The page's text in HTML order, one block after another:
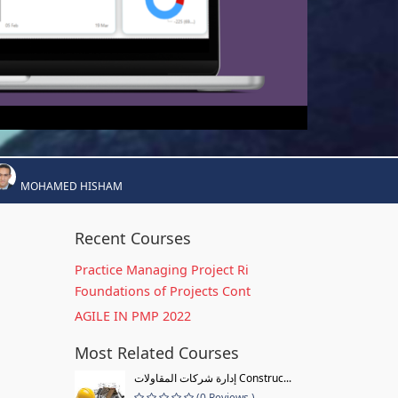
MOHAMED HISHAM
Recent Courses
Practice Managing Project Ri
Foundations of Projects Cont
AGILE IN PMP 2022
Most Related Courses
إدارة شركات المقاولات Construc...